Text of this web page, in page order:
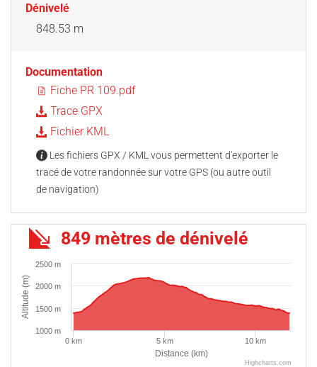
Dénivelé
848.53 m
Documentation
Fiche PR 109.pdf
Trace GPX
Fichier KML
Les fichiers GPX / KML vous permettent d'exporter le
tracé de votre randonnée sur votre GPS (ou autre outil
de navigation)
849 mètres de dénivelé
Distance (km)
Altitude (m)
0 km 5 km 10 km
1000 m
1500 m
2000 m
2500 m
Highcharts.com